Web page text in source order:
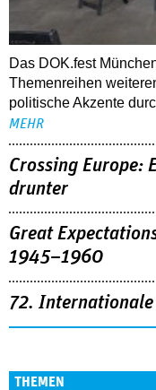
Das DOK.fest
Themenreihen
politische Akzente
MEHR
Crossing Europe:
drunter
Great
1945–1960
72.
THEMEN